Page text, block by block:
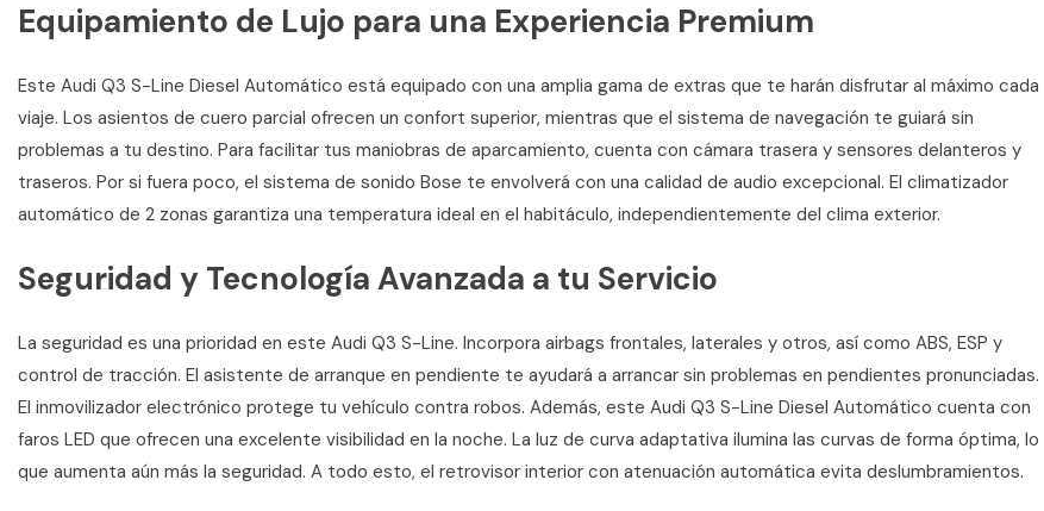
Equipamiento de Lujo para una Experiencia Premium
Este Audi Q3 S-Line Diesel Automático está equipado con una amplia gama de extras que te harán disfrutar al máximo cada
viaje. Los asientos de cuero parcial ofrecen un confort superior, mientras que el sistema de navegación te guiará sin
problemas a tu destino. Para facilitar tus maniobras de aparcamiento, cuenta con cámara trasera y sensores delanteros y
traseros. Por si fuera poco, el sistema de sonido Bose te envolverá con una calidad de audio excepcional. El climatizador
automático de 2 zonas garantiza una temperatura ideal en el habitáculo, independientemente del clima exterior.
Seguridad y Tecnología Avanzada a tu Servicio
La seguridad es una prioridad en este Audi Q3 S-Line. Incorpora airbags frontales, laterales y otros, así como ABS, ESP y
control de tracción. El asistente de arranque en pendiente te ayudará a arrancar sin problemas en pendientes pronunciadas.
El inmovilizador electrónico protege tu vehículo contra robos. Además, este Audi Q3 S-Line Diesel Automático cuenta con
faros LED que ofrecen una excelente visibilidad en la noche. La luz de curva adaptativa ilumina las curvas de forma óptima, lo
que aumenta aún más la seguridad. A todo esto, el retrovisor interior con atenuación automática evita deslumbramientos.